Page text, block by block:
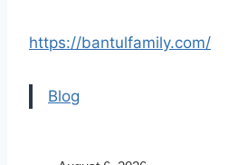
https://bantulfamily.com/
Blog